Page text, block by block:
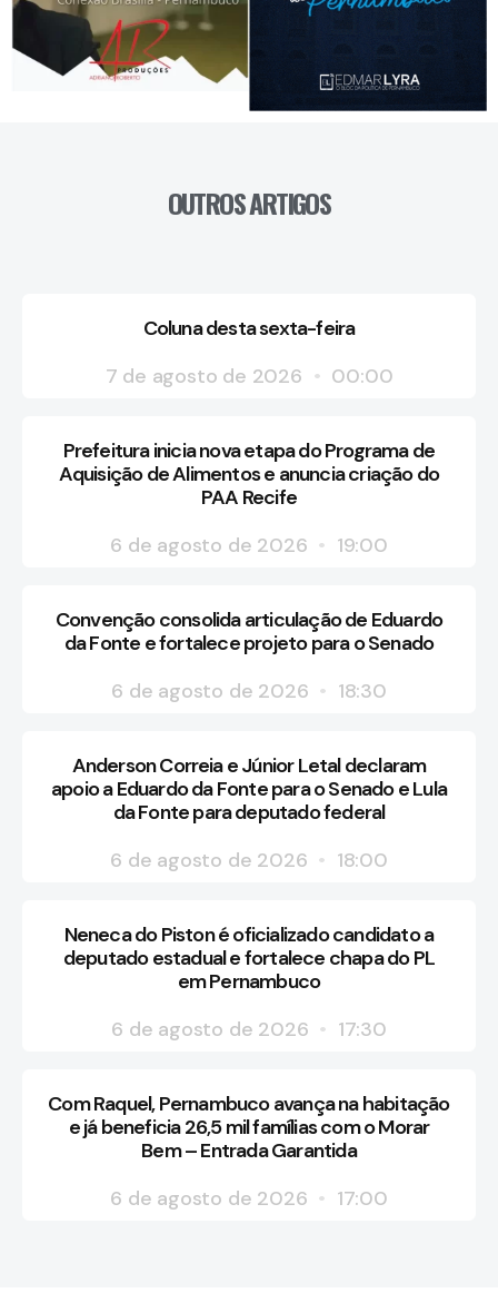
OUTROS ARTIGOS
Coluna desta sexta-feira
7 de agosto de 2026
00:00
Prefeitura inicia nova etapa do Programa de
Aquisição de Alimentos e anuncia criação do
PAA Recife
6 de agosto de 2026
19:00
Convenção consolida articulação de Eduardo
da Fonte e fortalece projeto para o Senado
6 de agosto de 2026
18:30
Anderson Correia e Júnior Letal declaram
apoio a Eduardo da Fonte para o Senado e Lula
da Fonte para deputado federal
6 de agosto de 2026
18:00
Neneca do Piston é oficializado candidato a
deputado estadual e fortalece chapa do PL
em Pernambuco
6 de agosto de 2026
17:30
Com Raquel, Pernambuco avança na habitação
e já beneficia 26,5 mil famílias com o Morar
Bem – Entrada Garantida
6 de agosto de 2026
17:00